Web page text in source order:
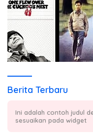
Berita Terbaru
Ini adalah contoh judul
sesuaikan pada widget